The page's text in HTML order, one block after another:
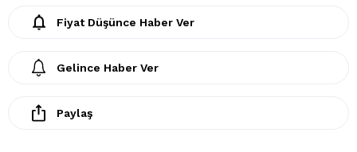
Fiyat Düşünce Haber Ver
Gelince Haber Ver
Paylaş